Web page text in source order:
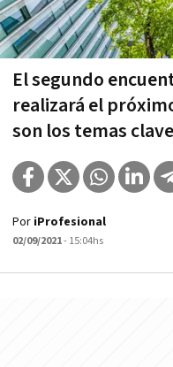
El segundo
realizará el
son los temas
Por iProfesional
02/09/2021- 15:04hs